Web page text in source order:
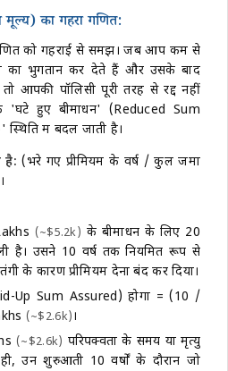
का गहरा गणित:
को गहराई से समझें। जब आप कम से
का भुगतान कर देते हैं और उसके बाद
आपकी पॉलिसी पूरी तरह से रद्द नहीं
'घटे हुए बीमाधन' (Reduced Sum
में बदल जाती है।
है: (भरे गए प्रीमियम के वर्ष / कुल जमा
(~$5.2k) के बीमाधन के लिए 20
है। उसने 10 वर्ष तक नियमित रूप से
के कारण प्रीमियम देना बंद कर दिया।
Up Sum Assured) होगा = (10 /
(~$2.6k)।
(~$2.6k) परिपक्वता के समय या मृत्यु
उन शुरुआती 10 वर्षों के दौरान जो